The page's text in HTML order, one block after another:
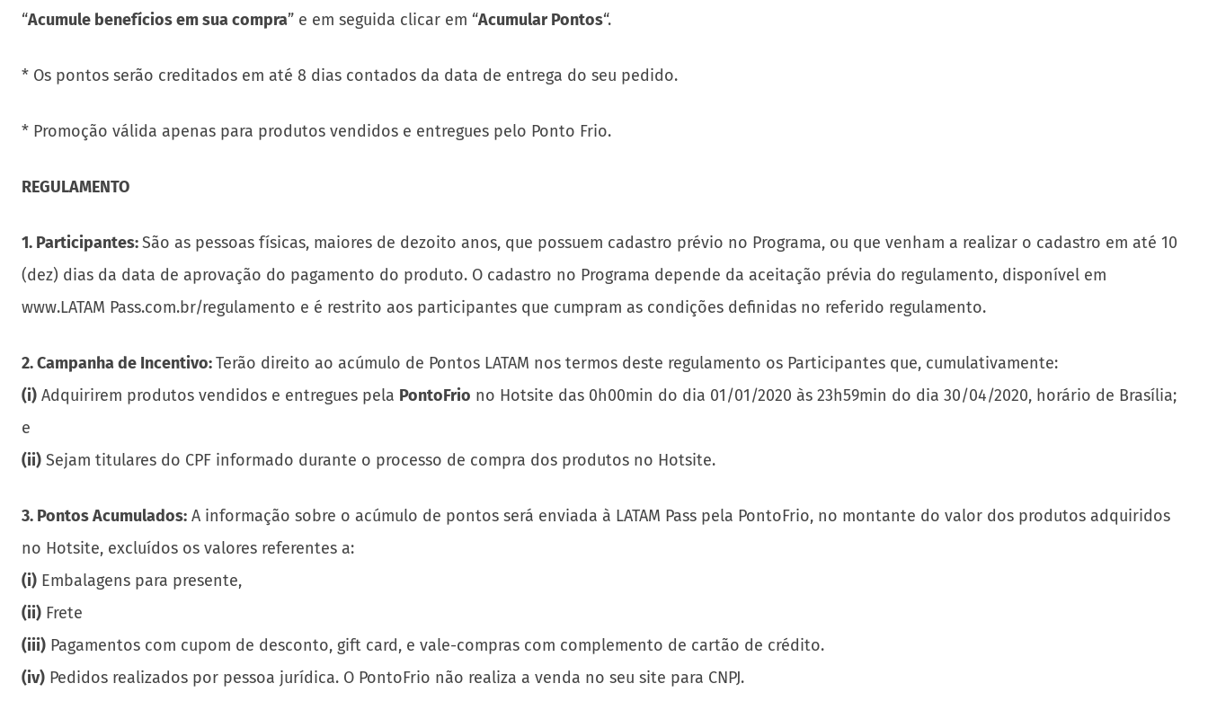
“Acumule benefícios em sua compra” e em seguida clicar em “Acumular Pontos“.
* Os pontos serão creditados em até 8 dias contados da data de entrega do seu pedido.
* Promoção válida apenas para produtos vendidos e entregues pelo Ponto Frio.
REGULAMENTO
1. Participantes:São as pessoas físicas, maiores de dezoito anos, que possuem cadastro prévio no Programa, ou que venham a realizar o cadastro em até 10
(dez) dias da data de aprovação do pagamento do produto. O cadastro no Programa depende da aceitação prévia do regulamento, disponível em
www.LATAM Pass.com.br/regulamento e é restrito aos participantes que cumpram as condições definidas no referido regulamento.
2. Campanha de Incentivo:Terão direito ao acúmulo de Pontos LATAM nos termos deste regulamento os Participantes que, cumulativamente:
(i) Adquirirem produtos vendidos e entregues pela PontoFrio no Hotsite das 0h00min do dia 01/01/2020 às 23h59min do dia 30/04/2020, horário de Brasília;
e
(ii) Sejam titulares do CPF informado durante o processo de compra dos produtos no Hotsite.
3. Pontos Acumulados: A informação sobre o acúmulo de pontos será enviada à LATAM Pass pela PontoFrio, no montante do valor dos produtos adquiridos
no Hotsite, excluídos os valores referentes a:
(i) Embalagens para presente,
(ii) Frete
(iii) Pagamentos com cupom de desconto, gift card, e vale-compras com complemento de cartão de crédito.
(iv) Pedidos realizados por pessoa jurídica. O PontoFrio não realiza a venda no seu site para CNPJ.